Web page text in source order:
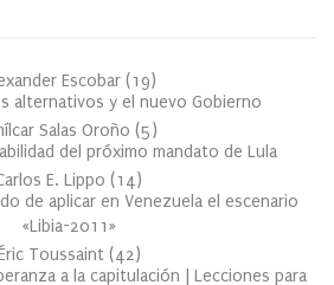
Escobar (19)
alternativos y el nuevo Gobierno
Salas Oroño (5)
del próximo mandato de Lula
E. Lippo (14)
de aplicar en Venezuela el escenario
«Libia-2011»
Toussaint (42)
a la capitulación | Lecciones para